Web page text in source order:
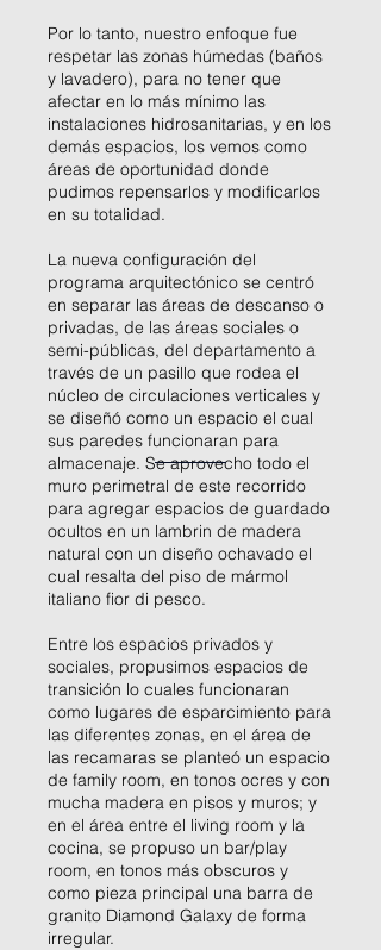
Por lo tanto, nuestro enfoque fue
respetar las zonas húmedas (baños
y lavadero), para no tener que
afectar en lo más mínimo las
instalaciones hidrosanitarias, y en los
demás espacios, los vemos como
áreas de oportunidad donde
pudimos repensarlos y modificarlos
en su totalidad.
La nueva configuración del
programa arquitectónico se centró
en separar las áreas de descanso o
privadas, de las áreas sociales o
semi-públicas, del departamento a
través de un pasillo que rodea el
núcleo de circulaciones verticales y
se diseñó como un espacio el cual
sus paredes funcionaran para
almacenaje. Se aprovecho todo el
muro perimetral de este recorrido
para agregar espacios de guardado
ocultos en un lambrin de madera
natural con un diseño ochavado el
cual resalta del piso de mármol
italiano fior di pesco.
Entre los espacios privados y
sociales, propusimos espacios de
transición lo cuales funcionaran
como lugares de esparcimiento para
las diferentes zonas, en el área de
las recamaras se planteó un espacio
de family room, en tonos ocres y con
mucha madera en pisos y muros; y
en el área entre el living room y la
cocina, se propuso un bar/play
room, en tonos más obscuros y
como pieza principal una barra de
granito Diamond Galaxy de forma
irregular.